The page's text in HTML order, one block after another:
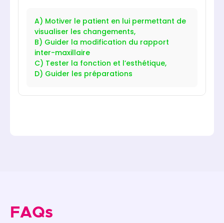
A) Motiver le patient en lui permettant de
visualiser les changements,
B) Guider la modification du rapport
inter-maxillaire
C) Tester la fonction et l’esthétique,
D) Guider les préparations
FAQs